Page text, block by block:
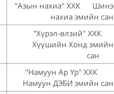
"Азын нахиа" ХХК Шинэ
нахиа эмийн сан
"Хүрэл-өлзий" ХХК
Хүүшийн Хонд эмийн
сан
"Намуун Ар Үр" ХХК
Намуун ДЭБИ эмийн сан